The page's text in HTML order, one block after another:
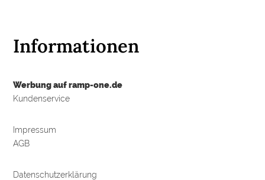
Informationen
Werbung auf ramp-one.de
Kundenservice
Impressum
AGB
Datenschutzerklärung